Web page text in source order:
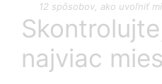
12 spôsobov, ako uvoľniť
najviac